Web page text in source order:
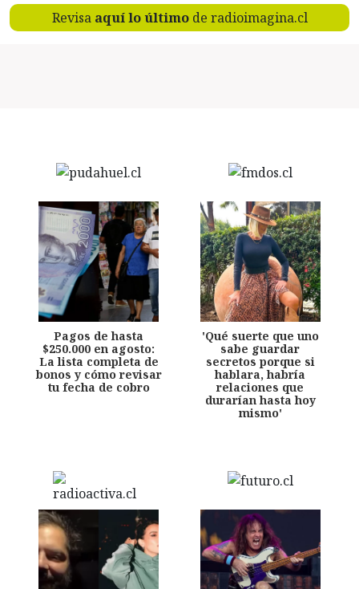
Revisa aquí lo últimode radioimagina.cl
Pagos de hasta
$250.000 en agosto:
La lista completa de
bonos y cómo revisar
tu fecha de cobro
'Qué suerte que uno
sabe guardar
secretos porque si
hablara, habría
relaciones que
durarían hasta hoy
mismo'